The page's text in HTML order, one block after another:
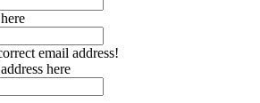
email address!
here